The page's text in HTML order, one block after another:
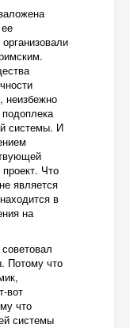
неизбежно
системы. И
Что
является
в
на
Потому что
вот
что
системы